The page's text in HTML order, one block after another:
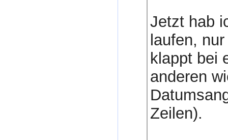
Jetzt hab
laufen,
klappt bei
anderen
Zeilen).